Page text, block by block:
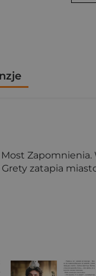
Zapomnienia.
zatapia